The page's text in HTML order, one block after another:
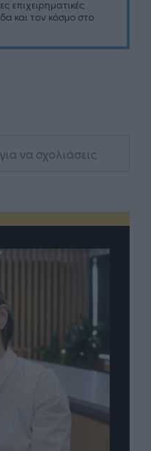
επιχειρηματικές
και τον κόσμο στο
να σχολιάσεις